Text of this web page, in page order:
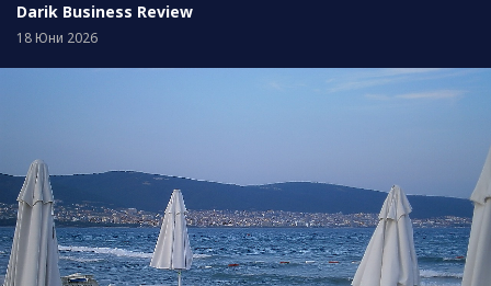
Darik Business Review
18 Юни 2026